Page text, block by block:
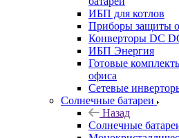
ИБП для котлов
Приборы защиты
Конверторы DC
ИБП Энергия
Готовые
офиса
Сетевые
Солнечные батареи
Назад
Солнечные